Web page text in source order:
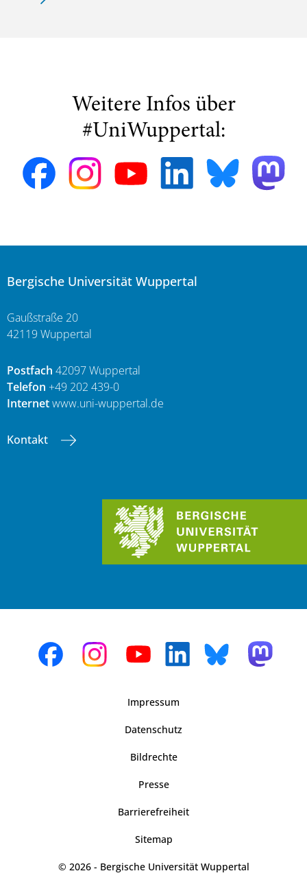
Weitere Infos über
#UniWuppertal:
Bergische Universität Wuppertal
Gaußstraße 20
42119 Wuppertal
Postfach 42097 Wuppertal
Telefon +49 202 439-0
Internetwww.uni-wuppertal.de
Kontakt
Impressum
Datenschutz
Bildrechte
Presse
Barrierefreiheit
Sitemap
© 2026 - Bergische Universität Wuppertal